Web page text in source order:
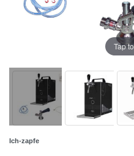
Tap
Ich-zapfe